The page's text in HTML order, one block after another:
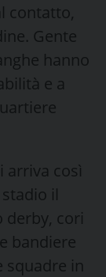
contatto,
Gente
hanno
e a
arriva così
il
derby, cori
bandiere
squadre in